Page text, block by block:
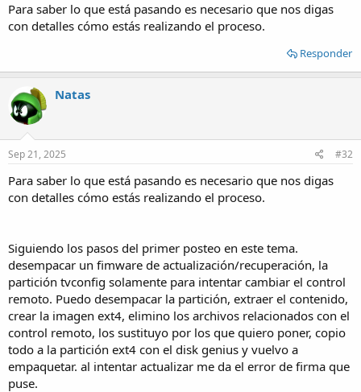
Para saber lo que está pasando es necesario que nos digas
con detalles cómo estás realizando el proceso.
Responder
Natas
Sep 21, 2025 #32
Para saber lo que está pasando es necesario que nos digas
con detalles cómo estás realizando el proceso.
Siguiendo los pasos del primer posteo en este tema.
desempacar un fimware de actualización/recuperación, la
partición tvconfig solamente para intentar cambiar el control
remoto. Puedo desempacar la partición, extraer el contenido,
crear la imagen ext4, elimino los archivos relacionados con el
control remoto, los sustituyo por los que quiero poner, copio
todo a la partición ext4 con el disk genius y vuelvo a
empaquetar. al intentar actualizar me da el error de firma que
puse.